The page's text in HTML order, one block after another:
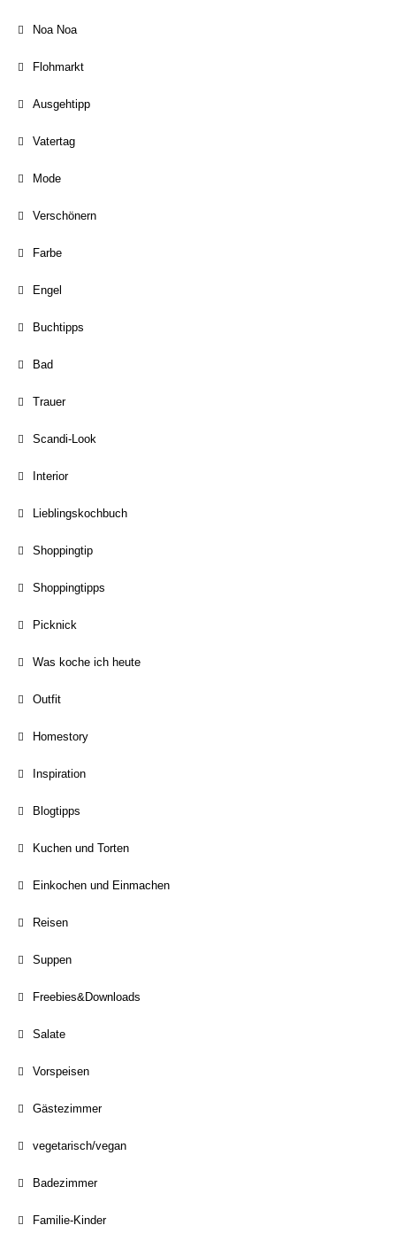
Noa Noa
Flohmarkt
Ausgehtipp
Vatertag
Mode
Verschönern
Farbe
Engel
Buchtipps
Bad
Trauer
Scandi-Look
Interior
Lieblingskochbuch
Shoppingtip
Shoppingtipps
Picknick
Was koche ich heute
Outfit
Homestory
Inspiration
Blogtipps
Kuchen und Torten
Einkochen und Einmachen
Reisen
Suppen
Freebies&Downloads
Salate
Vorspeisen
Gästezimmer
vegetarisch/vegan
Badezimmer
Familie-Kinder